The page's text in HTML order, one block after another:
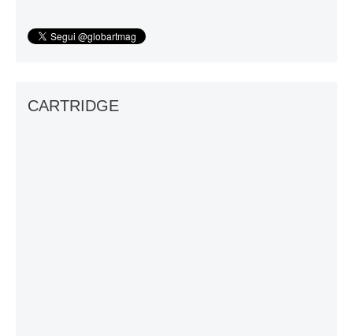
CARTRIDGE